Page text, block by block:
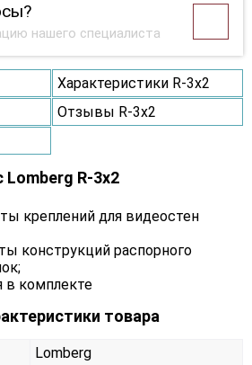
нашего специалиста
Характеристики R-3х2
Отзывы R-3х2
R-3х2
креплений для видеостен
конструкций распорного
в комплекте
товара
Lomberg